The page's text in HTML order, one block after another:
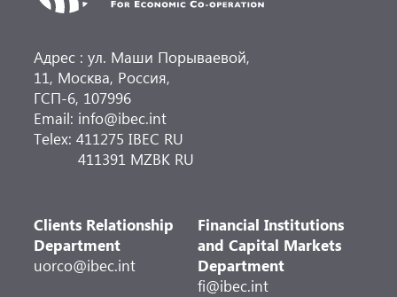
Адрес : ул. Маши Порываевой,
11, Москва, Россия,
ГСП-6, 107996
Email: info@ibec.int
Telex: 411275 IBEC RU
411391 MZBK RU
Clients Relationship
Department
uorco@ibec.int
Financial Institutions
and Capital Markets
Department
fi@ibec.int